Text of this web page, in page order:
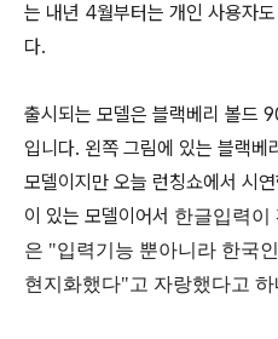
는 내년 4월부터는 개인 사용자
다.
출시되는 모델은 블랙베리 볼드
입니다. 왼쪽 그림에 있는 블랙베
모델이지만 오늘 런칭쇼에서 시
이 있는 모델이어서 한글입력이
은 "입력기능 뿐아니라 한국
현지화했다"고 자랑했다고 하